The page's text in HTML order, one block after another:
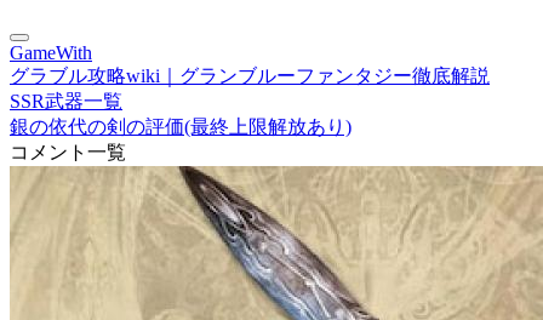
GameWith
グラブル攻略wiki｜グランブルーファンタジー徹底解説
SSR武器一覧
銀の依代の剣の評価(最終上限解放あり)
コメント一覧